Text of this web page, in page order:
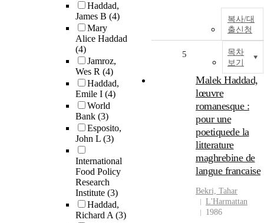
Haddad,
James B (4)
Mary
Alice Haddad
(4)
Jamroz,
Wes R (4)
Haddad,
Emile I (4)
World
Bank (3)
Esposito,
John L (3)
International
Food Policy
Research
Institute (3)
Haddad,
Richard A(3)
복사/대
출신청
목차
보기
5
Malek Haddad,
lœuvre
romanesque :
pour une
poetiquede la
litterature
maghrebine de
langue francaise
Bekri, Tahar
L'Harmattan
1986